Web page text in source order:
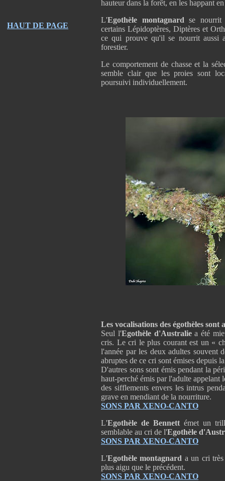
hauteur dans la forêt, en les happant
L'Egothèle montagnardse nourrit
certains Lépidoptères, Diptères et
ce qui prouve qu'il se nourrit aussi
forestier.
Le comportement de chasse et la
semble clair que les proies sont
poursuivi individuellement.
Les vocalisations des égothèles sont
Seul l'Egothèle d'Australiea été
cris. Le cri le plus courant est un «
l'année par les deux adultes souvent
abruptes de ce cri sont émises depuis
D'autres sons sont émis pendant la
haut-perché émis par l'adulte
des sifflements envers les intrus
grave en mendiant de la nourriture.
SONS PAR XENO-CANTO
L'Egothèle de Bennett émet un
semblable au cri de l'Egothèle
SONS PAR XENO-CANTO
L'Egothèle montagnard a un cri
plus aigu que le précédent.
SONS PAR XENO-CANTO
HAUT DE PAGE